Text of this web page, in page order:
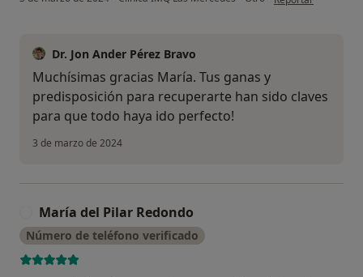
Dr. Jon Ander Pérez Bravo
Muchísimas gracias María. Tus ganas y
predisposición para recuperarte han sido claves
para que todo haya ido perfecto!
3 de marzo de 2024
María del Pilar Redondo
Número de teléfono verificado